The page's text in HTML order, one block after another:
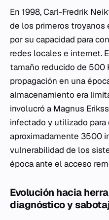
En 1998, Carl-Fredrik
de los primeros troyanos
por su capacidad para
redes locales e internet.
tamaño reducido de 500
propagación en una
almacenamiento era
involucró a Magnus
infectado y utilizado para
aproximadamente 3500
vulnerabilidad de los
época ante el acceso
Evolución hacia
diagnóstico y